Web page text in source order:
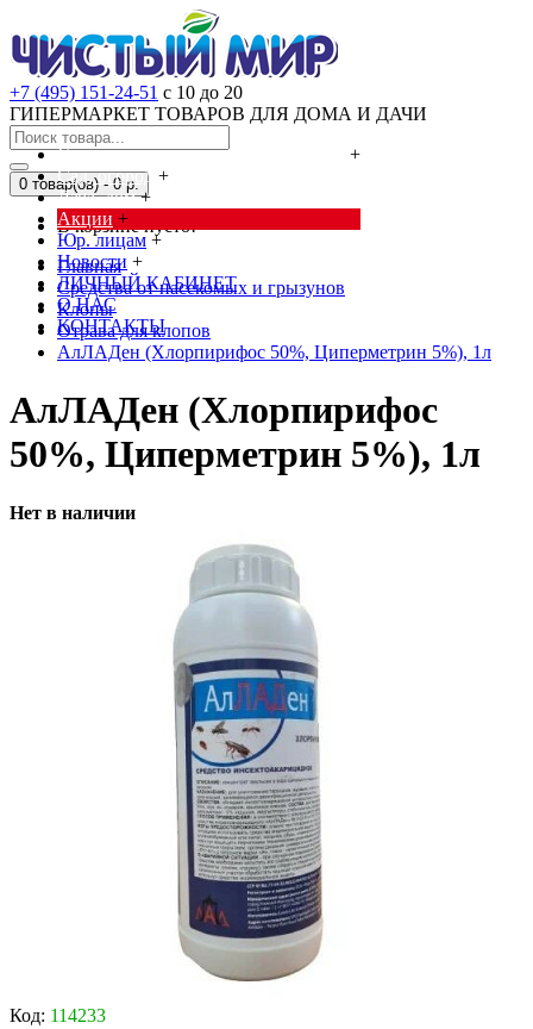
+7 (495) 151-24-51 с 10 до 20
ГИПЕРМАРКЕТ ТОВАРОВ ДЛЯ ДОМА И ДАЧИ
Cредства от насекомых и грызунов
+
Сад, огород +
Дача, дом +
Акции +
Юр. лицам +
Новости +
ЛИЧНЫЙ КАБИНЕТ
О НАС
КОНТАКТЫ
0 товар(ов) - 0 р.
В корзине пусто!
Главная
Cредства от насекомых и грызунов
Клопы
Отрава для клопов
АлЛАДен (Хлорпирифос 50%, Циперметрин 5%), 1л
АлЛАДен (Хлорпирифос
50%, Циперметрин 5%), 1л
Нет в наличии
Код: 114233